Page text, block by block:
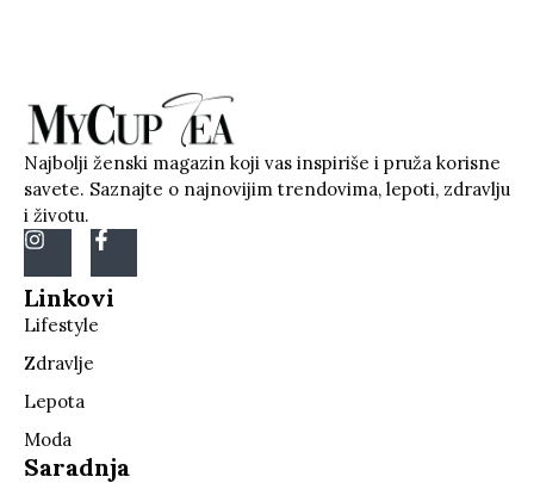
Najbolji ženski magazin koji vas inspiriše i pruža korisne
savete. Saznajte o najnovijim trendovima, lepoti, zdravlju
i životu.
Linkovi
Lifestyle
Zdravlje
Lepota
Moda
Saradnja